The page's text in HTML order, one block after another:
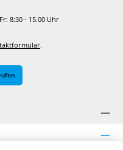
8:30 - 15.00 Uhr
.